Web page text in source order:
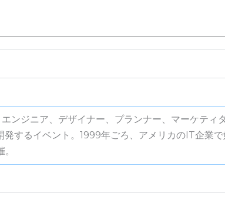
ジニア、デザイナー、プランナー、マーケティ
するイベント。1999年ごろ、アメリカのIT企業